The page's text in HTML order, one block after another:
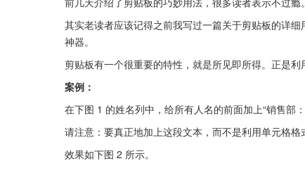
其实老读者应该记得之前我写过一篇关于剪贴板的详
神器。
剪贴板有一个很重要的特性，就是所见即所得。正是
案例：
在下图 1 的姓名列中，给所有人名的前面加上“销售部：
请注意：要真正地加上这段文本，而不是利用单元格格
效果如下图 2 所示。